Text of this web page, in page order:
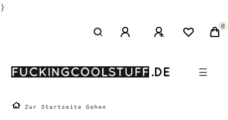
}
0
☰
Zur Startseite Gehen